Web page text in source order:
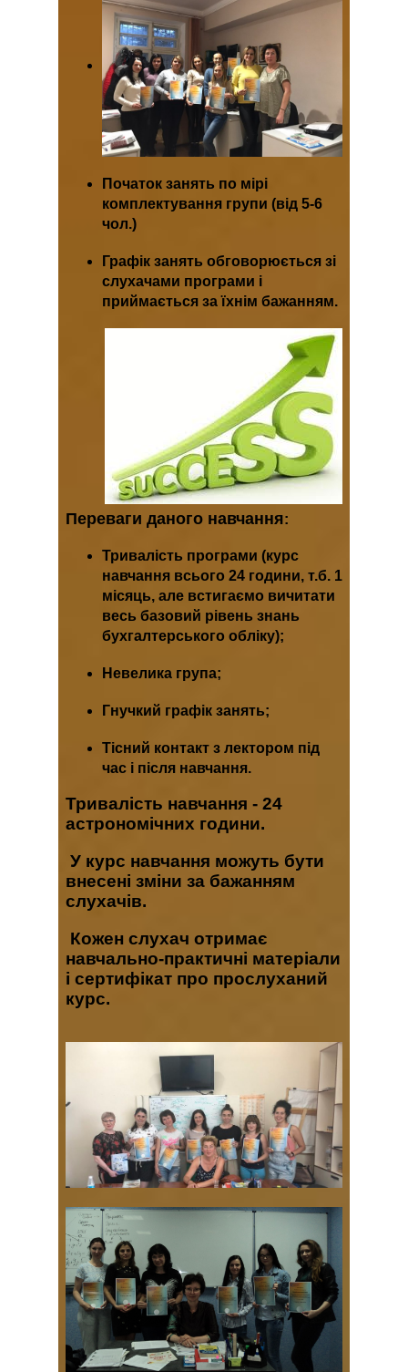
Початок занять по мірі
комплектування групи (від 5-6
чол.)
Графік занять обговорюється зі
слухачами програми і
приймається за їхнім бажанням.
Переваги даного навчання:
Тривалість програми (курс
навчання всього 24 години, т.б. 1
місяць, але встигаємо вичитати
весь базовий рівень знань
бухгалтерського обліку);
Невелика група;
Гнучкий графік занять;
Тісний контакт з лектором під
час і після навчання.
Тривалість навчання - 24
астрономічних години.
У курс навчання можуть бути
внесені зміни за бажанням
слухачів.
Кожен слухач отримає
навчально-практичні матеріали
і сертифікат про прослуханий
курс.